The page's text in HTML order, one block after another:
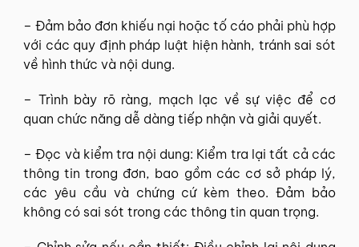
– Đảm bảo đơn khiếu nại hoặc tố cáo phải phù hợp
với các quy định pháp luật hiện hành, tránh sai sót
về hình thức và nội dung.
– Trình bày rõ ràng, mạch lạc về sự việc để cơ
quan chức năng dễ dàng tiếp nhận và giải quyết.
– Đọc và kiểm tra nội dung: Kiểm tra lại tất cả các
thông tin trong đơn, bao gồm các cơ sở pháp lý,
các yêu cầu và chứng cứ kèm theo. Đảm bảo
không có sai sót trong các thông tin quan trọng.